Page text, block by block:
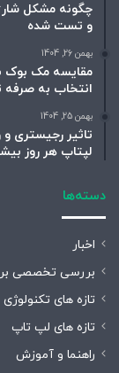
چگونه مشکل
و تست شده
بهمن 26, 1404
مقایسه مک بوک
انتخاب به صرفه
بهمن 25, 1404
تاثیر رجیستری و
لپتاپ هر روز
دسته‌ها
اخبار
بررسی تخصصی
تازه های تکنولوژی
تازه های لپ تاپ
راهنما و آموزش